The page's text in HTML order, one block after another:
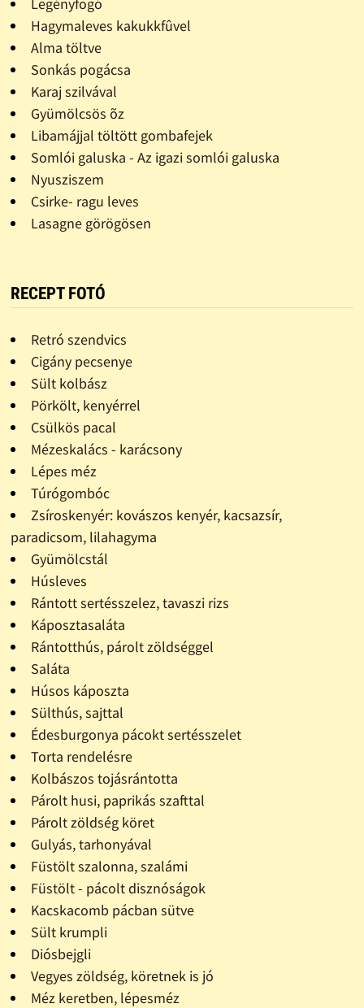
Hagymaleves kakukkfûvel
Alma töltve
Sonkás pogácsa
Karaj szilvával
Gyümölcsös õz
Libamájjal töltött gombafejek
Somlói galuska - Az igazi somlói galuska
Nyusziszem
Csirke- ragu leves
Lasagne görögösen
RECEPT FOTÓ
Retró szendvics
Cigány pecsenye
Sült kolbász
Pörkölt, kenyérrel
Csülkös pacal
Mézeskalács - karácsony
Lépes méz
Túrógombóc
Zsíroskenyér: kovászos kenyér, kacsazsír,
paradicsom, lilahagyma
Gyümölcstál
Húsleves
Rántott sertésszelez, tavaszi rizs
Káposztasaláta
Rántotthús, párolt zöldséggel
Saláta
Húsos káposzta
Sülthús, sajttal
Édesburgonya pácokt sertésszelet
Torta rendelésre
Kolbászos tojásrántotta
Párolt husi, paprikás szafttal
Párolt zöldség köret
Gulyás, tarhonyával
Füstölt szalonna, szalámi
Füstölt - pácolt disznóságok
Kacskacomb pácban sütve
Sült krumpli
Diósbejgli
Vegyes zöldség, köretnek is jó
Méz keretben, lépesméz